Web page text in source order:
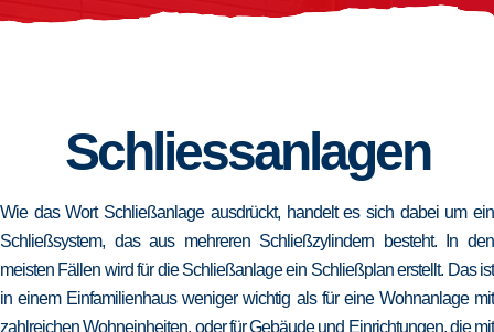
Schliessanlagen
Wie das Wort Schließanlage ausdrückt, handelt es sich dabei um ein
Schließsystem, das aus mehreren Schließzylindern besteht. In den
meisten Fällen wird für die Schließanlage ein Schließplan erstellt. Das ist
in einem Einfamilienhaus weniger wichtig als für eine Wohnanlage mit
zahlreichen Wohneinheiten, oder für Gebäude und Einrichtungen, die mit